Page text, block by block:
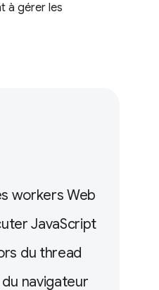
à gérer les
workers Web
JavaScript
du thread
navigateur